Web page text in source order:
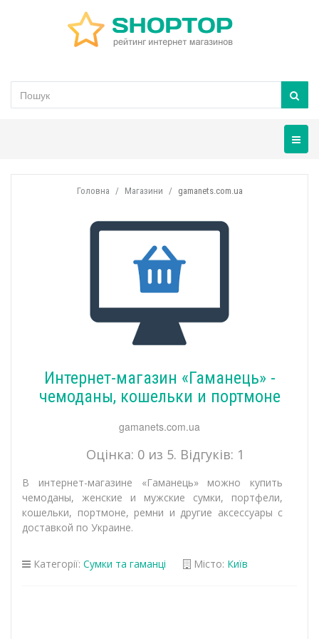
Головна Магазини gamanets.com.ua
Интернет-магазин «Гаманець» -
чемоданы, кошельки и портмоне
gamanets.com.ua
Оцінка: 0из 5. Відгуків: 1
В интернет-магазине «Гаманець» можно купить
чемоданы, женские и мужские сумки, портфели,
кошельки, портмоне, ремни и другие аксессуары с
доставкой по Украине.
Категорії: Сумки та гаманці Місто: Київ